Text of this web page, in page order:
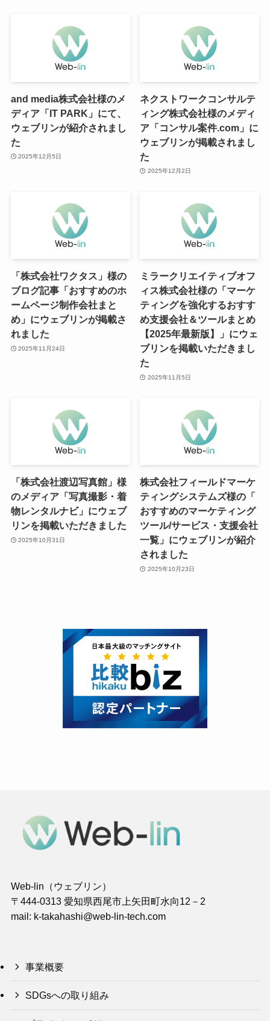
and media株式会社様のメ
ディア「IT PARK」にて、
ウェブリンが紹介されまし
た
2025年12月5日
ネクストワークコンサルテ
ィング株式会社様のメディ
ア「コンサル案件.com」に
ウェブリンが掲載されまし
た
2025年12月2日
「株式会社ワクタス」様の
ブログ記事「おすすめのホ
ームページ制作会社まと
め」にウェブリンが掲載さ
れました
2025年11月24日
ミラークリエイティブオフ
ィス株式会社様の「マーケ
ティングを強化するおすす
め支援会社＆ツールまとめ
【2025年最新版】」にウェ
ブリンを掲載いただきまし
た
2025年11月5日
「株式会社渡辺写真館」様
のメディア「写真撮影・着
物レンタルナビ」にウェブ
リンを掲載いただきました
2025年10月31日
株式会社フィールドマーケ
ティングシステムズ様の「
おすすめのマーケティング
ツール/サービス・支援会社
一覧」にウェブリンが紹介
されました
2025年10月23日
Web-lin（ウェブリン）
〒444-0313 愛知県西尾市上矢田町水向12－2
mail: k-takahashi@web-lin-tech.com
事業概要
SDGsへの取り組み